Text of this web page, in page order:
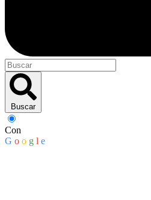
Buscar
Con
G o o g l e